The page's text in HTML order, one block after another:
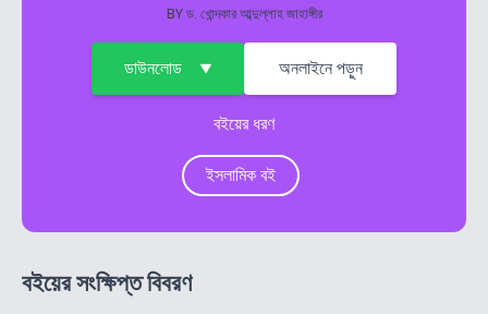
BYড. খোন্দকার আব্দুল্লাহ জাহাঙ্গীর
ডাউনলোড অনলাইনে পড়ুন
বইয়ের ধরণ
ইসলামিক বই
বইয়ের সংক্ষিপ্ত বিবরণ